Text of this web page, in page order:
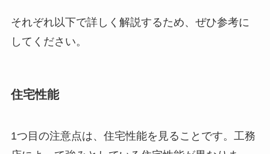
それぞれ以下で詳しく解説するため、ぜひ参考に
してください。
住宅性能
1つ目の注意点は、住宅性能を見ることです。工務